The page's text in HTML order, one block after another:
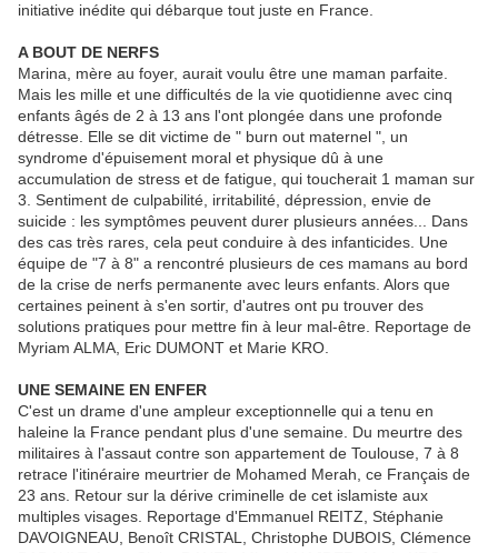
initiative inédite qui débarque tout juste en France.
A BOUT DE NERFS
Marina, mère au foyer, aurait voulu être une maman parfaite.
Mais les mille et une difficultés de la vie quotidienne avec cinq
enfants âgés de 2 à 13 ans l'ont plongée dans une profonde
détresse. Elle se dit victime de " burn out maternel ", un
syndrome d'épuisement moral et physique dû à une
accumulation de stress et de fatigue, qui toucherait 1 maman sur
3. Sentiment de culpabilité, irritabilité, dépression, envie de
suicide : les symptômes peuvent durer plusieurs années... Dans
des cas très rares, cela peut conduire à des infanticides. Une
équipe de "7 à 8" a rencontré plusieurs de ces mamans au bord
de la crise de nerfs permanente avec leurs enfants. Alors que
certaines peinent à s'en sortir, d'autres ont pu trouver des
solutions pratiques pour mettre fin à leur mal-être. Reportage de
Myriam ALMA, Eric DUMONT et Marie KRO.
UNE SEMAINE EN ENFER
C'est un drame d'une ampleur exceptionnelle qui a tenu en
haleine la France pendant plus d'une semaine. Du meurtre des
militaires à l'assaut contre son appartement de Toulouse, 7 à 8
retrace l'itinéraire meurtrier de Mohamed Merah, ce Français de
23 ans. Retour sur la dérive criminelle de cet islamiste aux
multiples visages. Reportage d'Emmanuel REITZ, Stéphanie
DAVOIGNEAU, Benoît CRISTAL, Christophe DUBOIS, Clémence